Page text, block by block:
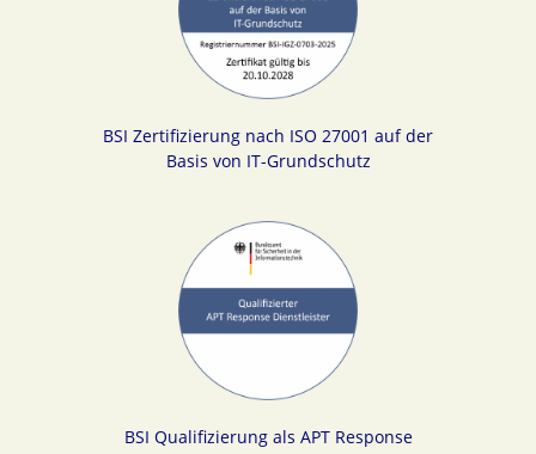
BSI Zertifizierung nach ISO 27001 auf der
Basis von IT-Grundschutz
BSI Qualifizierung als APT Response